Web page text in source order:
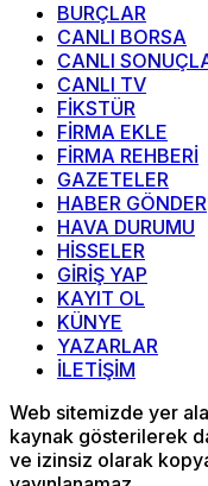
BURÇLAR
CANLI BORSA
CANLI
CANLI TV
FİKSTÜR
FİRMA EKLE
FİRMA REHBERİ
GAZETELER
HABER GÖNDER
HAVA DURUMU
HİSSELER
GİRİŞ YAP
KAYIT OL
KÜNYE
YAZARLAR
İLETİŞİM
Web sitemizde yer
kaynak gösterilerek
ve izinsiz olarak